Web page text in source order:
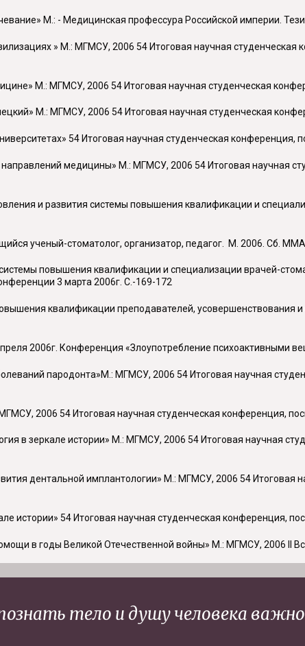
М.: - Медицинская профессура Российской империи.
» М.: МГМСУ, 2006 54 Итоговая научная
М.: МГМСУ, 2006 54 Итоговая научная студенческая
М.: МГМСУ, 2006 54 Итоговая научная студенческая
54 Итоговая научная студенческая конференция,
медицины» М.: МГМСУ, 2006 54 Итоговая научная
и развития системы повышения квалификации и
ученый-стоматолог, организатор, педагог. М. 2006. Сб. ММА
повышения квалификации и специализации врачей-
3 марта 2006г. С.-169-172
квалификации преподавателей,
2006г. Конференция «Злоупотребление психоактивными
пародонта»М.: МГМСУ, 2006 54 Итоговая научная
2006 54 Итоговая научная студенческая конференция,
в зеркале истории» М.: МГМСУ, 2006 54 Итоговая научная
дентальной имплантологии» М.: МГМСУ, 2006 54
истории» 54 Итоговая научная студенческая конференция,
в годы Великой Отечественной войны» М.: МГМСУ, 2006
тело и душу человека